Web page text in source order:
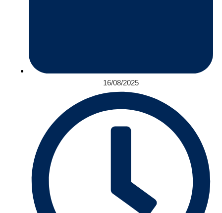
16/08/2025